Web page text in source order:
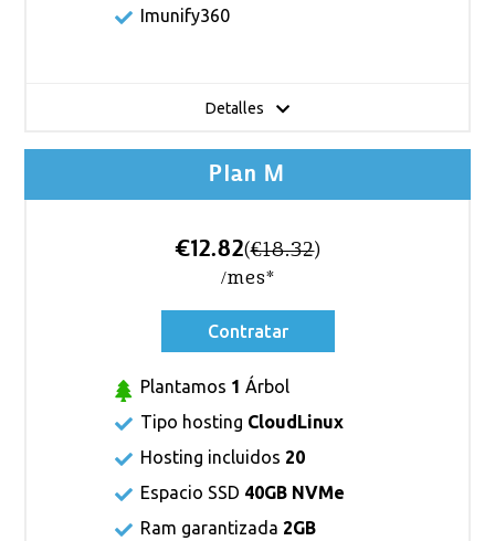
Imunify360
Detalles
Plan M
€12.82(€18.32)
/mes*
Contratar
Plantamos 1 Árbol
Tipo hosting CloudLinux
Hosting incluidos 20
Espacio SSD 40GB NVMe
Ram garantizada 2GB